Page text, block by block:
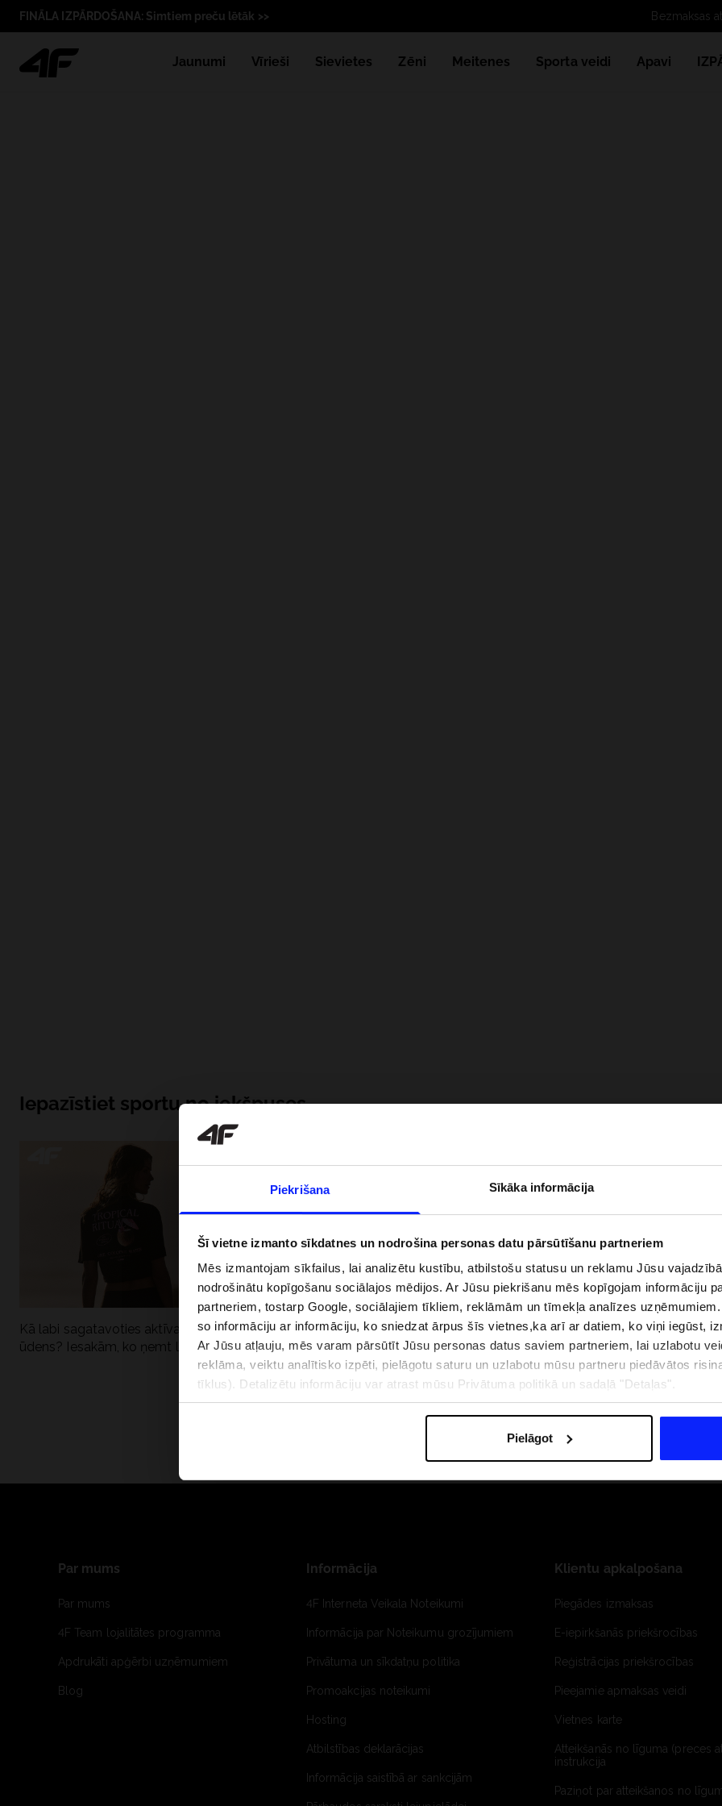
Piekrišana Sīkāka informācija
Šī vietne izmanto sīkdatnes un nodrošina personas datu pārsūtīšanu partneriem
Mēs izmantojam sīkfailus, lai analizētu kustību, atbilstošu statusu un reklamu Jūsu
nodrošinātu kopīgošanu sociālajos mēdijos. Ar Jūsu piekrišanu mēs kopīgojam informāciju
partneriem, tostarp Google, sociālajiem tīkliem, reklāmām un tīmekļa analīzes
so informāciju ar informāciju, ko sniedzat ārpus šīs vietnes,ka arī ar datiem, ko viņi iegūst,
Ar Jūsu atļauju, mēs varam pārsūtīt Jūsu personas datus saviem partneriem, lai uzlabotu
reklāma, veiktu analītisko izpēti, pielāgotu saturu un uzlabotu mūsu partneru piedāvātos
tīklus). Detalizētu informāciju var atrast mūsu Privātuma politikā un sadaļā "Detaļas".
Pielāgot
FINĀLA IZPĀRDOŠANA: Simtiem preču lētāk >>
Jaunumi Vīrieši Sievietes Zēni Meitenes Sporta veidi Apavi
Iepazīstiet sportu no iekšpuses
Kā labi sagatavoties aktīvai dienai pie
ūdens? Iesakām, ko ņemt līdzi
Kāpēc UV aizsardzībai pie ūdens jābūt
dubultai: UPF apģērbs + SPF
Jaunā 4F tenisa un padela kolekcija.
Sportiska funkcionalitāte satiekas ar
mūsdienīgu stilu
VEIKALU ADRESES B2B 4F TEAM LOJALITĀTES
Par mums
Par mums
4F Team lojalitātes programma
Apdrukāti apģērbi uzņēmumiem
Blog
Informācija
4F Interneta Veikala Noteikumi
Informācija par Noteikumu grozījumiem
Privātuma un sīkdatņu politika
Promoakcijas noteikumi
Hosting
Atbilstības deklarācijas
Informācija saistībā ar sankcijām
Klientu apkalpošana
Piegādes izmaksas
E-iepirkšanās priekšrocības
Reģistrācijas priekšrocības
Pieejamie apmaksas veidi
Vietnes karte
Atteikšanās no līguma (preces
instrukcija
Paziņot par atteikšanos no